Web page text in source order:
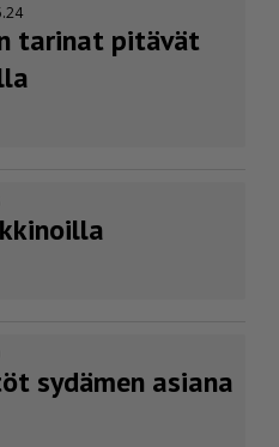
tarinat pitävät
sydämen asiana